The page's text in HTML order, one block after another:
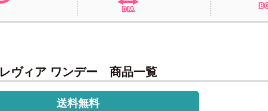
レヴィア ワンデー 商品一覧
送料無料